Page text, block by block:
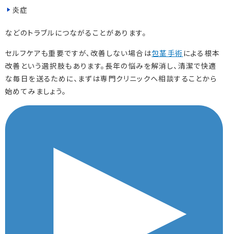
炎症
などのトラブルにつながることがあります。
セルフケアも重要ですが、改善しない場合は包茎手術 による根本
改善という選択肢もあります。長年の悩みを解消し、清潔で快適
な毎日を送るために、まずは専門クリニックへ相談することから
始めてみましょう。